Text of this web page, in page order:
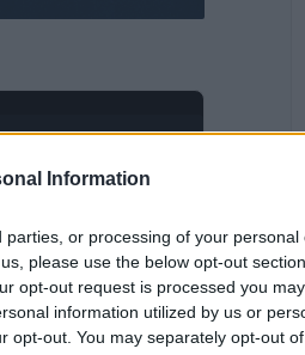
Information
or processing of your personal
please use the below opt-out
opt-out request is processed you may
information utilized by us or
opt-out. You may separately opt-out